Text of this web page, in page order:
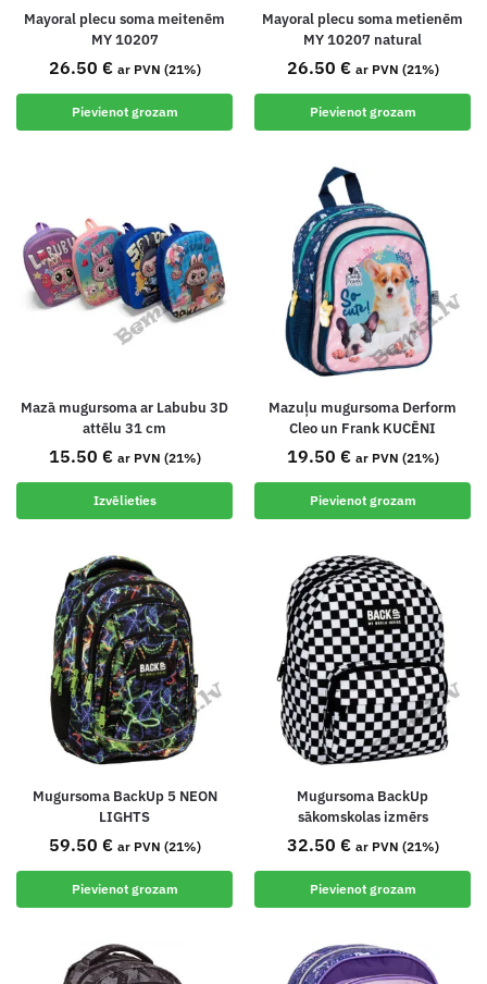
Mayoral plecu soma meitenēm
MY 10207
26.50 € ar PVN (21%)
Pievienot grozam
Mayoral plecu soma metienēm
MY 10207 natural
26.50 € ar PVN (21%)
Pievienot grozam
Mazā mugursoma ar Labubu 3D
attēlu 31 cm
15.50 € ar PVN (21%)
Izvēlieties
Mazuļu mugursoma Derform
Cleo un Frank KUCĒNI
19.50 € ar PVN (21%)
Pievienot grozam
Mugursoma BackUp 5 NEON
LIGHTS
59.50 € ar PVN (21%)
Pievienot grozam
Mugursoma BackUp
sākomskolas izmērs
32.50 € ar PVN (21%)
Pievienot grozam